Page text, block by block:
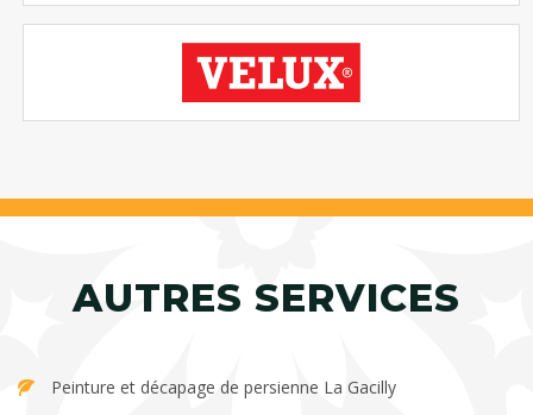
AUTRES SERVICES
Peinture et décapage de persienne La Gacilly